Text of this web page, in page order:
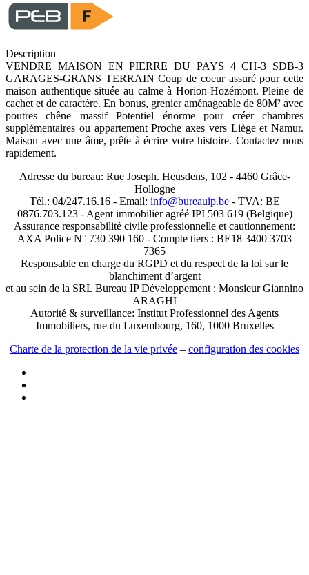
Description
VENDRE MAISON EN PIERRE DU PAYS 4 CH-3 SDB-3
GARAGES-GRANS TERRAIN Coup de coeur assuré pour cette
maison authentique située au calme à Horion-Hozémont. Pleine de
cachet et de caractère. En bonus, grenier aménageable de 80M² avec
poutres chêne massif Potentiel énorme pour créer chambres
supplémentaires ou appartement Proche axes vers Liège et Namur.
Maison avec une âme, prête à écrire votre histoire. Contactez nous
rapidement.
Adresse du bureau: Rue Joseph. Heusdens, 102 - 4460 Grâce-
Hollogne
Tél.: 04/247.16.16 - Email: info@bureauip.be- TVA: BE
0876.703.123 - Agent immobilier agréé IPI 503 619 (Belgique)
Assurance responsabilité civile professionnelle et cautionnement:
AXA Police N° 730 390 160 - Compte tiers : BE18 3400 3703
7365
Responsable en charge du RGPD et du respect de la loi sur le
blanchiment d’argent
et au sein de la SRL Bureau IP Développement : Monsieur Giannino
ARAGHI
Autorité & surveillance: Institut Professionnel des Agents
Immobiliers, rue du Luxembourg, 160, 1000 Bruxelles
Charte de la protection de la vie privée – configuration des cookies